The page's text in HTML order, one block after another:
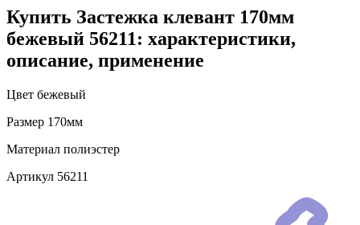
Купить Застежка клевант 170мм
бежевый 56211: характеристики,
описание, применение
Цвет бежевый
Размер 170мм
Материал полиэстер
Артикул 56211